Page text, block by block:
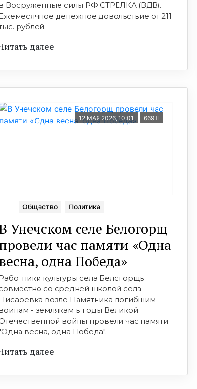
в Вооруженные силы РФ СТРЕЛКА (ВДВ).
Ежемесячное денежное довольствие от 211
рублей.
далее
12 МАЯ 2026, 10:01 669
Общество Политика
Унечском селе Белогорщ
провели час памяти «Одна
весна, одна Победа»
Работники культуры села Белогорщь
совместно со средней школой села
Писаревка возле Памятника погибшим
воинам - землякам в годы Великой
Отечественной войны провели час памяти
весна, одна Победа".
далее